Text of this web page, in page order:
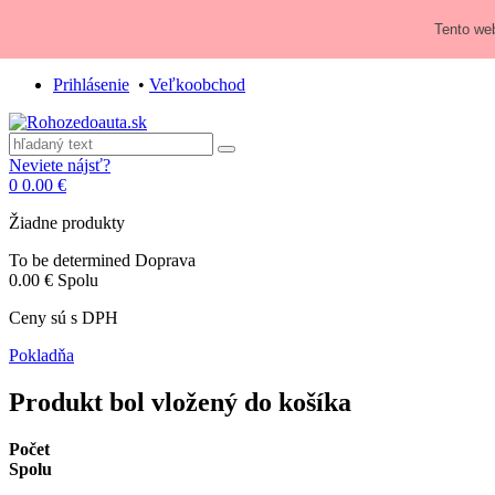
Prihlásenie • Veľkoobchod
Neviete nájsť?
0 0.00 €
Žiadne produkty
To be determined Doprava
0.00 € Spolu
Ceny sú s DPH
Pokladňa
Produkt bol vložený do košíka
Počet
Spolu
Tento